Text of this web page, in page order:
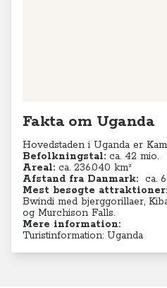
Fakta om Uganda
Hovedstaden i Uganda er
Befolkningstal: ca. 42 mio.
Areal: ca. 236.040 km²
Afstand fra Danmark: ca.
Mest besøgte attraktioner:
Bwindi med bjerggorillaer,
og Murchison Falls.
Mere information:
Turistinformation: Uganda